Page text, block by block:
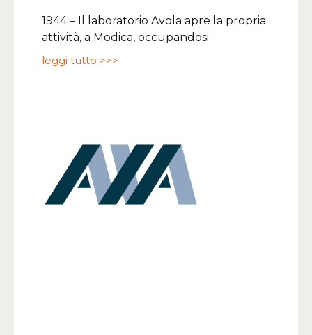
1944 – Il laboratorio Avola apre la propria
attività, a Modica, occupandosi
leggi tutto >>>